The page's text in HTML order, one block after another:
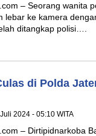
– Seorang wanita
lebar ke kamera
ditangkap polisi….
di Polda
2024 - 05:10 WITA
– Dirtipidnarkoba